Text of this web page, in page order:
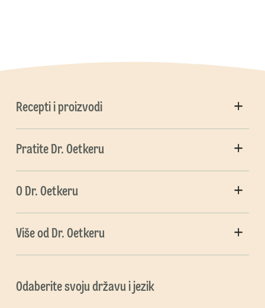
Recepti i proizvodi
Pratite Dr. Oetkeru
O Dr. Oetkeru
Više od Dr. Oetkeru
Odaberite svoju državu i jezik